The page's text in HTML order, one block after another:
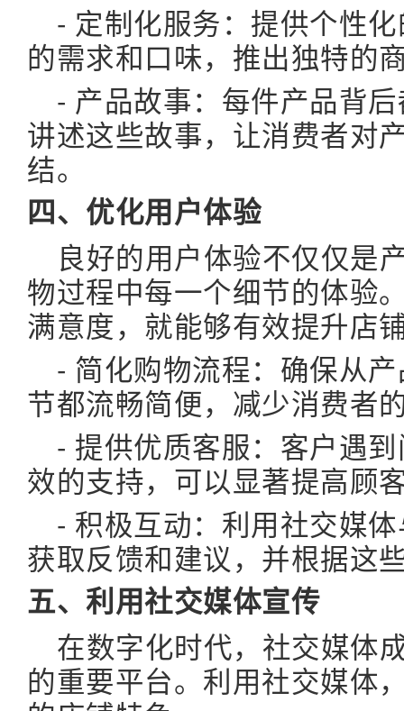
- 定制化服务：提供个性
的需求和口味，推出独特的
- 产品故事：每件产品背
讲述这些故事，让消费者对
结。
四、优化用户体验
良好的用户体验不仅仅是
物过程中每一个细节的体验
满意度，就能够有效提升店
- 简化购物流程：确保从
节都流畅简便，减少消费者
- 提供优质客服：客户遇
效的支持，可以显著提高顾
- 积极互动：利用社交媒
获取反馈和建议，并根据这
五、利用社交媒体宣传
在数字化时代，社交媒体
的重要平台。利用社交媒体